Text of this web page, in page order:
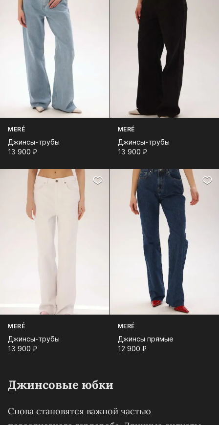
MERÉ
Джинсы-трубы
13 900⁠ ⁠₽
MERÉ
Джинсы-трубы
13 900⁠ ⁠₽
MERÉ
Джинсы-трубы
13 900⁠ ⁠₽
MERÉ
Джинсы прямые
12 900⁠ ⁠₽
Джинсовые юбки
Снова становятся важной частью